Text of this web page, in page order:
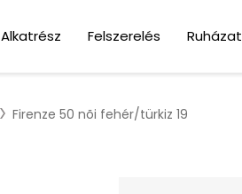
Alkatrész Felszerelés Ruházat
Firenze 50 nõi fehér/türkiz 19